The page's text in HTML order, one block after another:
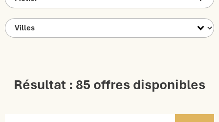
Résultat : 85 offres disponibles